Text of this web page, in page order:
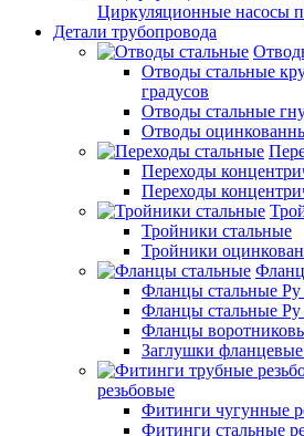
Циркуляционные насосы
Детали трубопровода
Отводы стальные
градусов
Отводы стальные
Отводы
Переходы
Переходы
Тройники стальные
Тройники
Фланцы стальные Ру
Фланцы стальные Ру
Фланцы
Заглушки
резьбовые
Фитинги чугунные
Фитинги стальные